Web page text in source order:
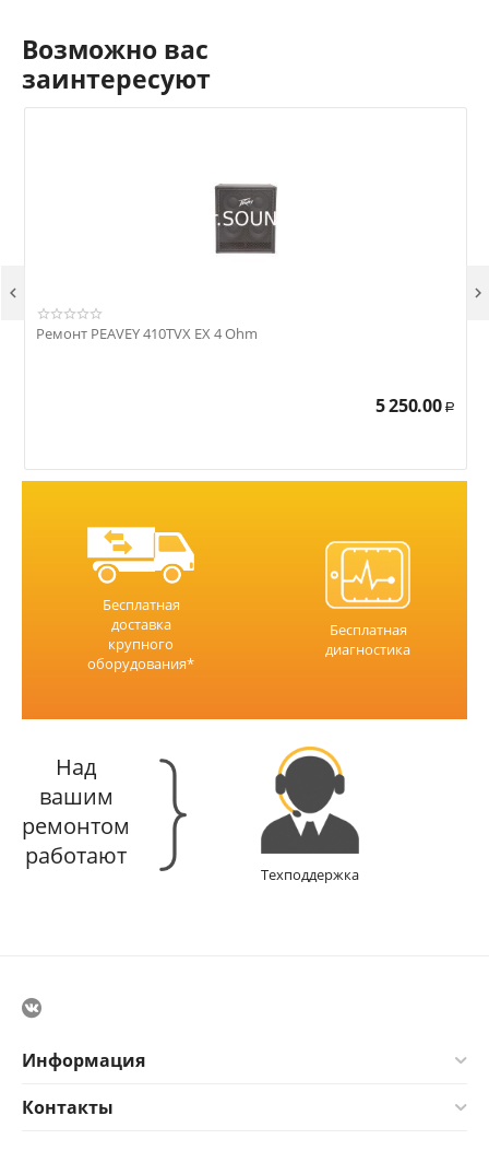
Возможно вас
заинтересуют
Ремонт PEAVEY 410TVX EX 4 Ohm
5 250.00 Р
 
Бесплатная
доставка
крупного
оборудования*
Бесплатная
диагностика
Над
вашим
ремонтом
работают
Техподдержка
Информация
Контакты